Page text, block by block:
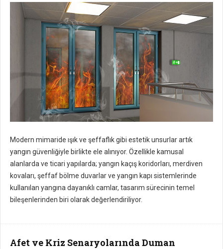
Modern mimaride ışık ve şeffaflık gibi estetik unsurlar artık
yangın güvenliğiyle birlikte ele alınıyor. Özellikle kamusal
alanlarda ve ticari yapılarda; yangın kaçış koridorları, merdiven
kovaları, şeffaf bölme duvarlar ve yangın kapı sistemlerinde
kullanılan yangına dayanıklı camlar, tasarım sürecinin temel
bileşenlerinden biri olarak değerlendiriliyor.
Afet ve Kriz Senaryolarında Duman